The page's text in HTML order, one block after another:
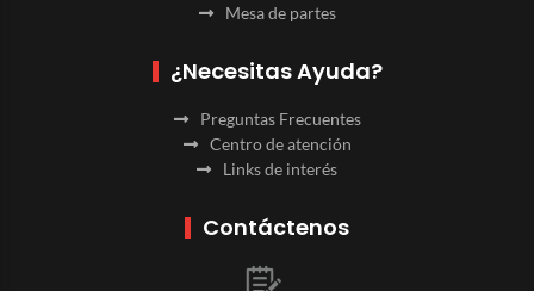
Mesa de partes
¿Necesitas Ayuda?
Preguntas Frecuentes
Centro de atención
Links de interés
Contáctenos